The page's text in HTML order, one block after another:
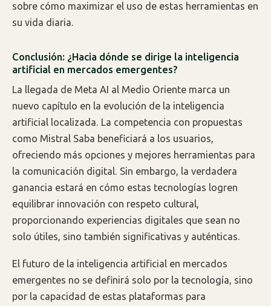
sobre cómo maximizar el uso de estas herramientas en
su vida diaria.
Conclusión: ¿Hacia dónde se dirige la inteligencia
artificial en mercados emergentes?
La llegada de Meta AI al Medio Oriente marca un
nuevo capítulo en la evolución de la inteligencia
artificial localizada. La competencia con propuestas
como Mistral Saba beneficiará a los usuarios,
ofreciendo más opciones y mejores herramientas para
la comunicación digital. Sin embargo, la verdadera
ganancia estará en cómo estas tecnologías logren
equilibrar innovación con respeto cultural,
proporcionando experiencias digitales que sean no
solo útiles, sino también significativas y auténticas.
El futuro de la inteligencia artificial en mercados
emergentes no se definirá solo por la tecnología, sino
por la capacidad de estas plataformas para